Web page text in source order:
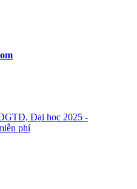
Đại học 2025 -
phí